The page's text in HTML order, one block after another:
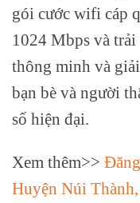
gói cước wifi cáp
1024 Mbps và
thông minh và
bạn bè và người
số hiện đại.
Xem thêm>>
Huyện Núi